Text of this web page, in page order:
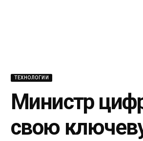
ТЕХНОЛОГИИ
Министр
свою